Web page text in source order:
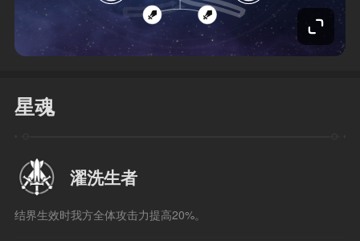
星魂
濯洗生者
结界生效时我方全体攻击力提高20%。